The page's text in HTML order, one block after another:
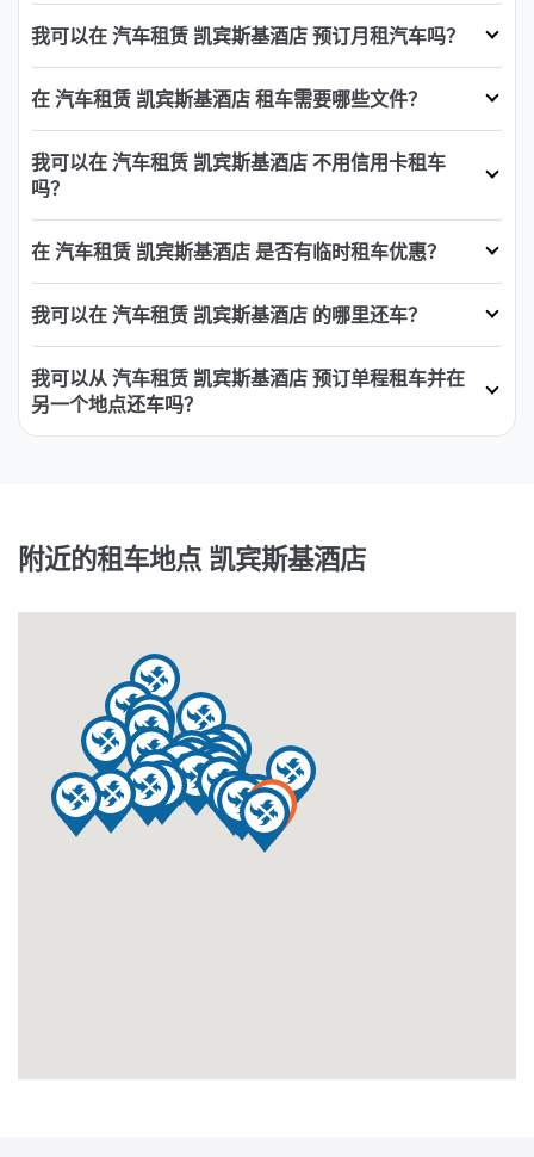
我可以在 汽车租赁 凯宾斯基酒店 预订月租汽车吗？
在 汽车租赁 凯宾斯基酒店 租车需要哪些文件？
我可以在 汽车租赁 凯宾斯基酒店 不用信用卡租车
吗？
在 汽车租赁 凯宾斯基酒店 是否有临时租车优惠？
我可以在 汽车租赁 凯宾斯基酒店 的哪里还车？
我可以从 汽车租赁 凯宾斯基酒店 预订单程租车并在
另一个地点还车吗？
附近的租车地点 凯宾斯基酒店